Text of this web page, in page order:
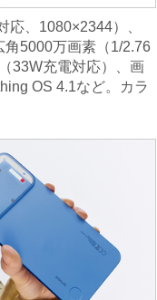
、1080×2344）、
5000万画素（1/2.76
33W充電対応）、画
OS 4.1など。カラ